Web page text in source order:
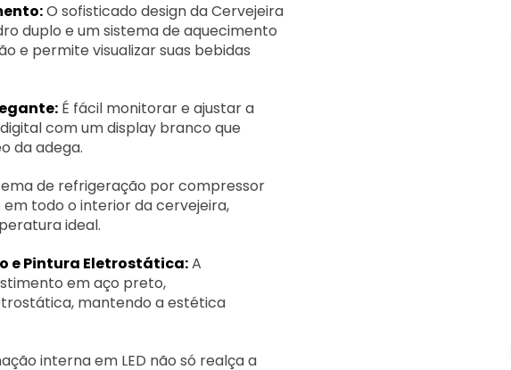
O sofisticado design da Cervejeira
duplo e um sistema de aquecimento
e permite visualizar suas bebidas
É fácil monitorar e ajustar a
com um display branco que
da adega.
de refrigeração por compressor
todo o interior da cervejeira,
ideal.
e Pintura Eletrostática:A
em aço preto,
mantendo a estética
interna em LED não só realça a